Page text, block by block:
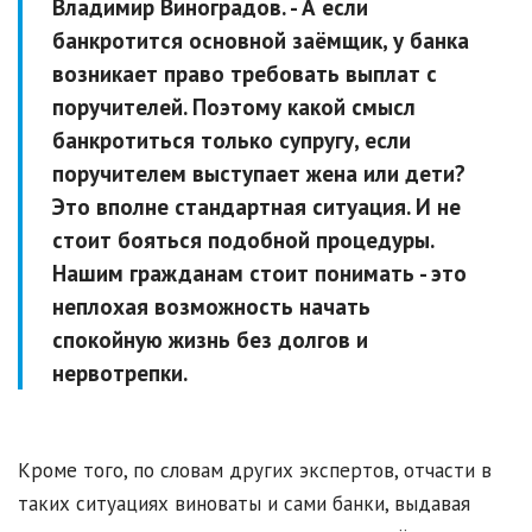
Владимир Виноградов. - А если
банкротится основной заёмщик, у банка
возникает право требовать выплат с
поручителей. Поэтому какой смысл
банкротиться только супругу, если
поручителем выступает жена или дети?
Это вполне стандартная ситуация. И не
стоит бояться подобной процедуры.
Нашим гражданам стоит понимать - это
неплохая возможность начать
спокойную жизнь без долгов и
нервотрепки.
Кроме того, по словам других экспертов, отчасти в
таких ситуациях виноваты и сами банки, выдавая